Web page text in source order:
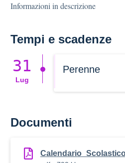
Informazioni in descrizione
Tempi e scadenze
Perenne
31
Lug
Documenti